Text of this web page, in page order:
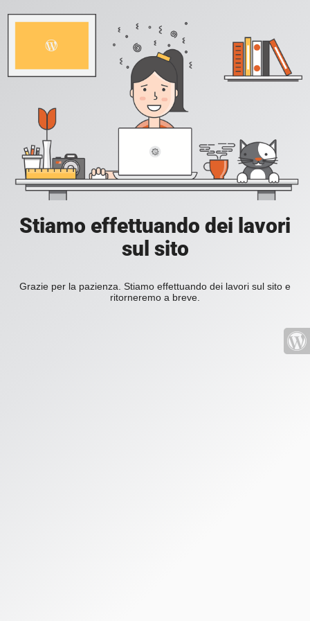
Stiamo effettuando dei lavori
sul sito
Grazie per la pazienza. Stiamo effettuando dei lavori sul sito e
ritorneremo a breve.